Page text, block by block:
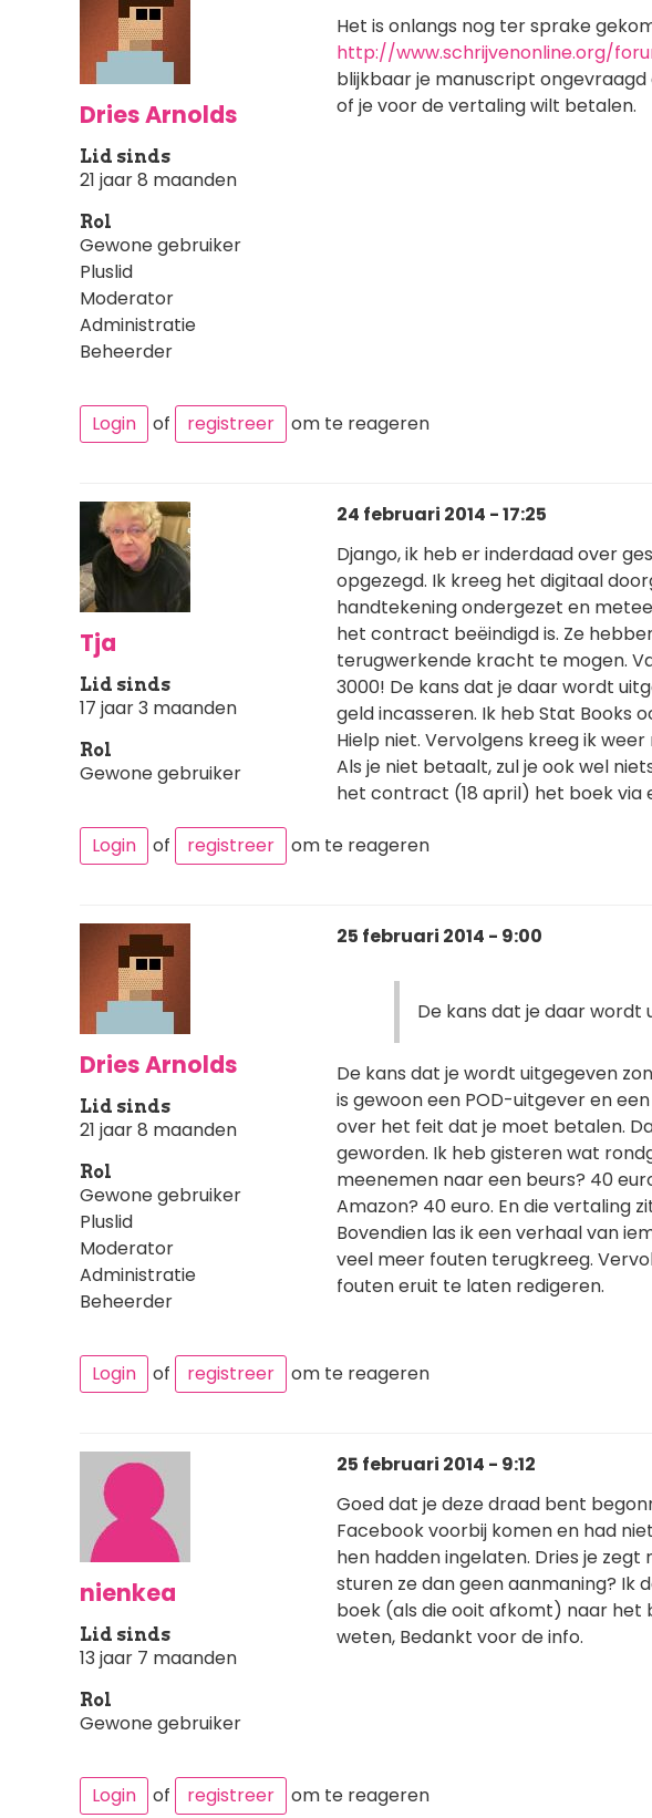
Dries Arnolds
Lid sinds
21 jaar 8 maanden
Rol
Gewone gebruiker
Pluslid
Moderator
Administratie
Beheerder
Het is onlangs nog ter sprake
http://www.schrijvenonline.org/
blijkbaar je manuscript
of je voor de vertaling wilt betalen.
Login of registreer om te reageren
Tja
Lid sinds
17 jaar 3 maanden
Rol
Gewone gebruiker
24 februari 2014 - 17:25
Django, ik heb er inderdaad over
opgezegd. Ik kreeg het digitaal
handtekening ondergezet en
het contract beëindigd is. Ze
terugwerkende kracht te mogen.
3000! De kans dat je daar wordt
geld incasseren. Ik heb Stat Books
Hielp niet. Vervolgens kreeg ik
Als je niet betaalt, zul je ook wel
het contract (18 april) het boek via
Login of registreer om te reageren
Dries Arnolds
Lid sinds
21 jaar 8 maanden
Rol
Gewone gebruiker
Pluslid
Moderator
Administratie
Beheerder
25 februari 2014 - 9:00
De kans dat je daar wordt
De kans dat je wordt uitgegeven
is gewoon een POD-uitgever en
over het feit dat je moet betalen.
geworden. Ik heb gisteren wat
meenemen naar een beurs? 40
Amazon? 40 euro. En die vertaling
Bovendien las ik een verhaal van
veel meer fouten terugkreeg.
fouten eruit te laten redigeren.
Login of registreer om te reageren
nienkea
Lid sinds
13 jaar 7 maanden
Rol
Gewone gebruiker
25 februari 2014 - 9:12
Goed dat je deze draad bent
Facebook voorbij komen en had
hen hadden ingelaten. Dries je
sturen ze dan geen aanmaning? Ik
boek (als die ooit afkomt) naar het
weten, Bedankt voor de info.
Login of registreer om te reageren